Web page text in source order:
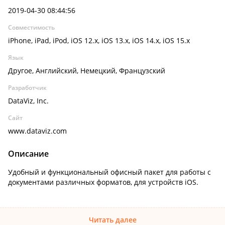
2019-04-30 08:44:56
Совместимость
iPhone, iPad, iPod, iOS 12.x, iOS 13.x, iOS 14.x, iOS 15.x
Язык
Другое, Английский, Немецкий, Французский
Разработчик
DataViz, Inc.
Сайт
www.dataviz.com
Описание
Удобный и функциональный офисный пакет для работы с
документами различных форматов, для устройств iOS.
Читать далее